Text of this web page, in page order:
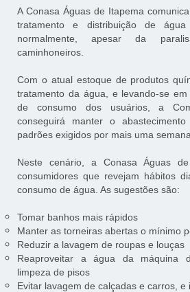
A Conasa Águas de Itapema
tratamento e distribuição de água
normalmente, apesar da
caminhoneiros.
Com o atual estoque de produtos
tratamento da água, e levando-se
de consumo dos usuários, a
conseguirá manter o
padrões exigidos por mais uma semana.
Neste cenário, a Conasa Águas
consumidores que revejam hábitos
consumo de água. As sugestões são:
Tomar banhos mais rápidos
Manter as torneiras abertas o mínimo
Reduzir a lavagem de roupas e louças
Reaproveitar a água da máquina
limpeza de pisos
Evitar lavagem de calçadas e carros,